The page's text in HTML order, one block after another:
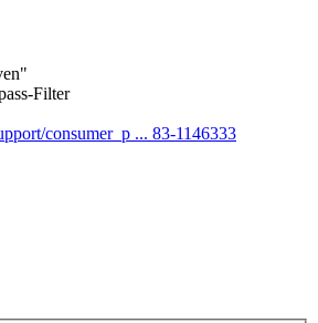
Filter
consumer_p ... 83-1146333